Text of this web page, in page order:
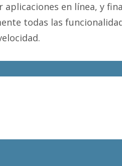
en línea, y
todas las